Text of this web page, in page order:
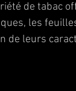
de tabac
les
de leurs